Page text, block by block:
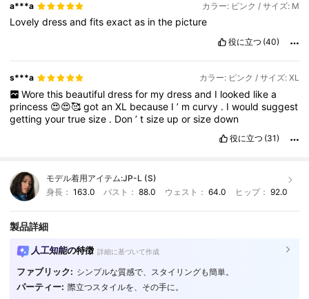
a***a カラー: ピンク / サイズ: M
Lovelydressandfitsexactas inthe picture
役に立つ (40)
s***a カラー: ピンク / サイズ: XL
Wore this beautiful dress for my dress and I looked like a
princess 😍😍🥰gotanXL because I’ mcurvy . Iwouldsuggest
gettingyourtruesize . Don’tsize uporsizedown
役に立つ (31)
モデル着用アイテム:JP-L (S)
身長： 163.0 バスト：88.0 ウェスト： 64.0 ヒップ： 92.0
製品詳細
人工知能の特徴 詳細に基づいて作成
ファブリック: シンプルな質感で、スタイリングも簡単。
パーティー: 際立つスタイルを、その手に。
4.88 3M フォロワー